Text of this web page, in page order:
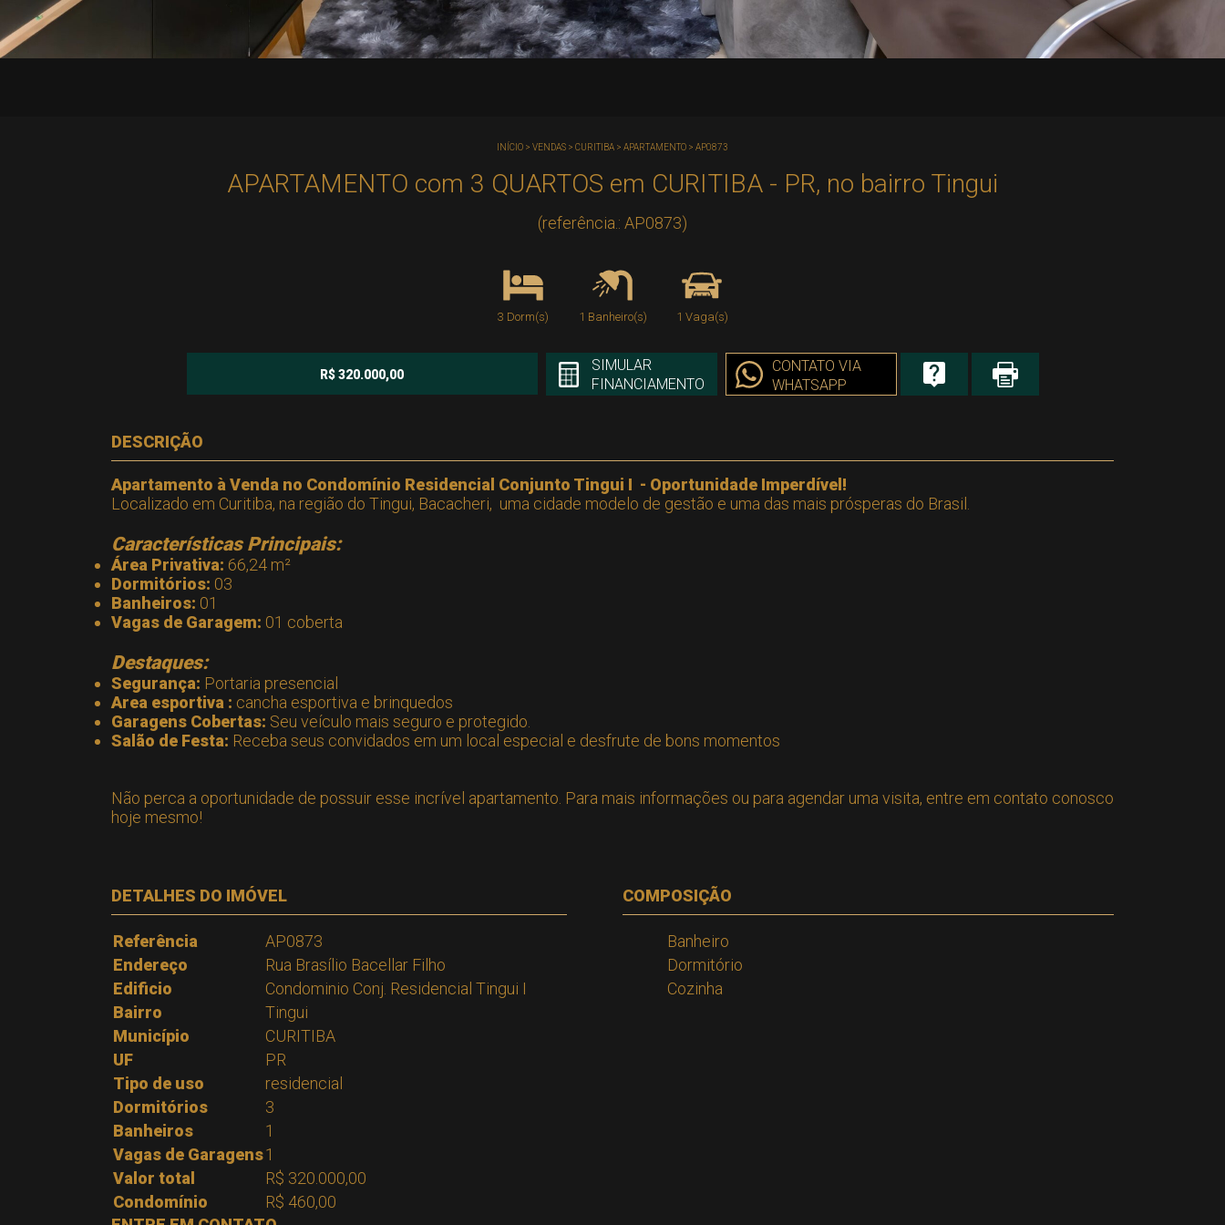
INÍCIO > VENDAS > CURITIBA > APARTAMENTO > AP0873
APARTAMENTO com 3 QUARTOS em CURITIBA - PR, no bairro Tingui
(referência.: AP0873)
3 Dorm(s) 1 Banheiro(s) 1 Vaga(s)
R$ 320.000,00
SIMULAR
FINANCIAMENTO
CONTATO VIA
WHATSAPP
DESCRIÇÃO
Apartamento à Venda no Condomínio Residencial Conjunto Tingui I - Oportunidade Imperdível!
Localizado em Curitiba, na região do Tingui, Bacacheri, uma cidade modelo de gestão e uma das mais prósperas do Brasil.
Características Principais:
Área Privativa: 66,24 m²
Dormitórios: 03
Banheiros: 01
Vagas de Garagem: 01 coberta
Destaques:
Segurança: Portaria presencial
Area esportiva : cancha esportiva e brinquedos
Garagens Cobertas: Seu veículo mais seguro e protegido.
Salão de Festa: Receba seus convidados em um local especial e desfrute de bons momentos
Não perca a oportunidade de possuir esse incrível apartamento. Para mais informações ou para agendar uma visita, entre em contato conosco
hoje mesmo!
DETALHES DO IMÓVEL
Referência
AP0873
Endereço
Rua Brasílio Bacellar Filho
Edificio
Condominio Conj. Residencial Tingui I
Bairro
Tingui
Município
CURITIBA
UF
PR
Tipo de uso
residencial
Dormitórios
3
Banheiros
1
Vagas de Garagens1
Valor total
R$ 320.000,00
Condomínio
R$ 460,00
COMPOSIÇÃO
Banheiro
Dormitório
Cozinha